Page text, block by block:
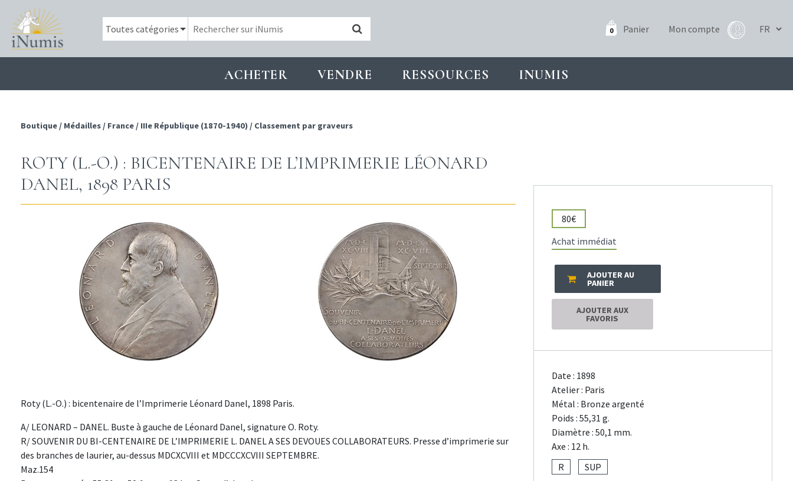
0 Panier Mon compte
ACHETER VENDRE RESSOURCES INUMIS
Boutique / Médailles / France / IIIe République (1870-1940) / Classement par graveurs
ROTY (L.-O.) : BICENTENAIRE DE L’IMPRIMERIE LÉONARD
DANEL, 1898 PARIS
Roty (L.-O.) : bicentenaire de l’Imprimerie Léonard Danel, 1898 Paris.
A/ LEONARD – DANEL. Buste à gauche de Léonard Danel, signature O. Roty.
R/ SOUVENIR DU BI-CENTENAIRE DE L’IMPRIMERIE L. DANEL A SES DEVOUES COLLABORATEURS. Presse d’imprimerie sur
des branches de laurier, au-dessus MDCXCVIII et MDCCCXCVIII SEPTEMBRE.
Maz.154
80€
Achat immédiat
AJOUTER AU
PANIER
AJOUTER AUX
FAVORIS
Date : 1898
Atelier : Paris
Métal : Bronze argenté
Poids : 55,31 g.
Diamètre : 50,1 mm.
Axe : 12 h.
R
SUP